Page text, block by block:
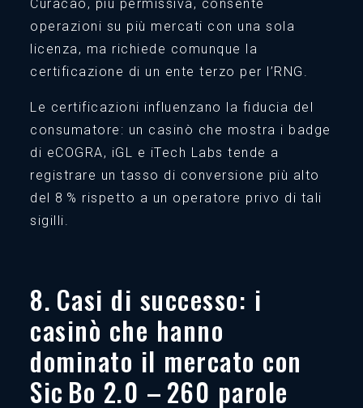
Curacao, più permissiva, consente
operazioni su più mercati con una sola
licenza, ma richiede comunque la
certificazione di un ente terzo per l’RNG.
Le certificazioni influenzano la fiducia del
consumatore: un casinò che mostra i badge
di eCOGRA, iGL e iTech Labs tende a
registrare un tasso di conversione più alto
del 8 % rispetto a un operatore privo di tali
sigilli.
8. Casi di successo: i
casinò che hanno
dominato il mercato con
Sic Bo 2.0 – 260 parole